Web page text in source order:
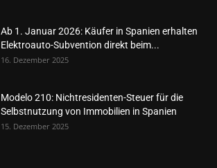
Ab 1. Januar 2026: Käufer in Spanien erhalten
Elektroauto-Subvention direkt beim...
16. Dezember 2025
Modelo 210: Nichtresidenten-Steuer für die
Selbstnutzung von Immobilien in Spanien
15. Dezember 2025